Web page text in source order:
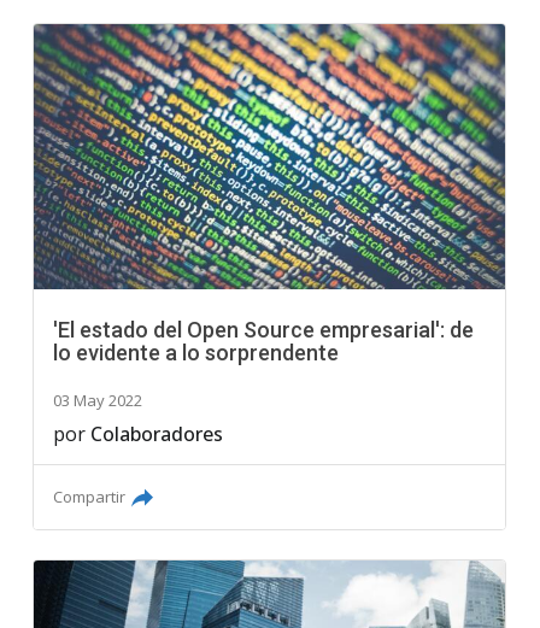
'El estado del Open Source empresarial': de
lo evidente a lo sorprendente
03 May 2022
por Colaboradores
Compartir